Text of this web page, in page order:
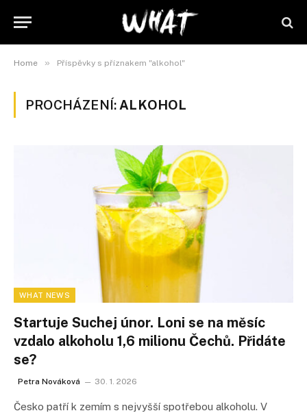
Home » Příspěvky s příznakem "alkohol"
PROCHÁZENÍ: ALKOHOL
WHAT NEWS
Startuje Suchej únor. Loni se na měsíc
vzdalo alkoholu 1,6 milionu Čechů. Přidáte
se?
Petra Nováková 30. 1. 2026
Česko patří k zemím s nejvyšší spotřebou alkoholu. V